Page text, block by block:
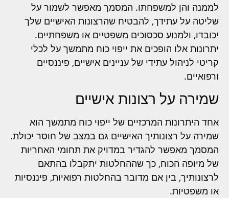
לממנה והן למשפחתו. המסמך מאפשר לשמור על
שליטה על עתידך, להבטיח שהרצונות האישיים שלך
יכובדו, ולמנוע סכסוכים משפטיים או משפחתיים.
יתרונות אלו הופכים את ייפוי כוח מתמשך על לכלי
קריטי לניהול עתידי של עניינים אישיים, פיננסיים
ורפואיים.
שמירה על רצונות אישיים
אחד היתרונות המרכזיים של ייפוי כוח מתמשך הוא
שמירה על רצונותיך האישיים גם במצב של חוסר יכולת.
המסמך מאפשר להגדיר במדויק את תחומי האחריות
של מיופה הכוח, כך שההחלטות יתקבלו בהתאם
לרצונותיך, בין אם מדובר בהחלטות רפואיות, פיננסיות
או משפטיות.